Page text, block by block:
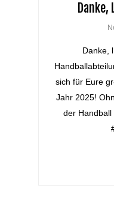
Danke,
Danke,
sich für Eure
Jahr 2025!
der Handball